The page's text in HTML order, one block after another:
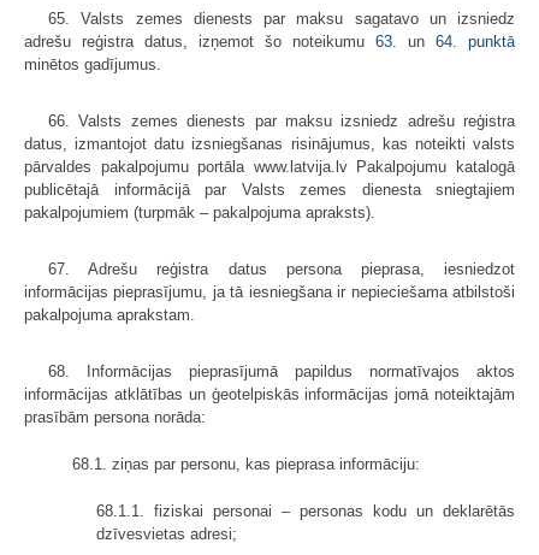
65. Valsts zemes dienests par maksu sagatavo un izsniedz
adrešu reģistra datus, izņemot šo noteikumu 63. un 64. punktā
minētos gadījumus.
66. Valsts zemes dienests par maksu izsniedz adrešu reģistra
datus, izmantojot datu izsniegšanas risinājumus, kas noteikti valsts
pārvaldes pakalpojumu portāla www.latvija.lv Pakalpojumu katalogā
publicētajā informācijā par Valsts zemes dienesta sniegtajiem
pakalpojumiem (turpmāk – pakalpojuma apraksts).
67. Adrešu reģistra datus persona pieprasa, iesniedzot
informācijas pieprasījumu, ja tā iesniegšana ir nepieciešama atbilstoši
pakalpojuma aprakstam.
68. Informācijas pieprasījumā papildus normatīvajos aktos
informācijas atklātības un ģeotelpiskās informācijas jomā noteiktajām
prasībām persona norāda:
68.1. ziņas par personu, kas pieprasa informāciju:
68.1.1. fiziskai personai – personas kodu un deklarētās
dzīvesvietas adresi;